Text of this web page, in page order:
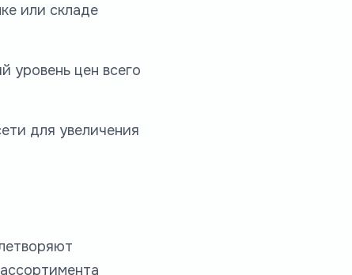
или складе
уровень цен всего
для увеличения